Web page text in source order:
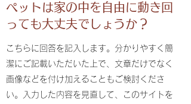
ペットは家の中を自由に動き回
っても大丈夫でしょうか？
こちらに回答を記入します。分かりやすく簡
潔にご記載いただいた上で、文章だけでなく
画像などを付け加えることもご検討くださ
い。入力した内容を見直して、このサイトを